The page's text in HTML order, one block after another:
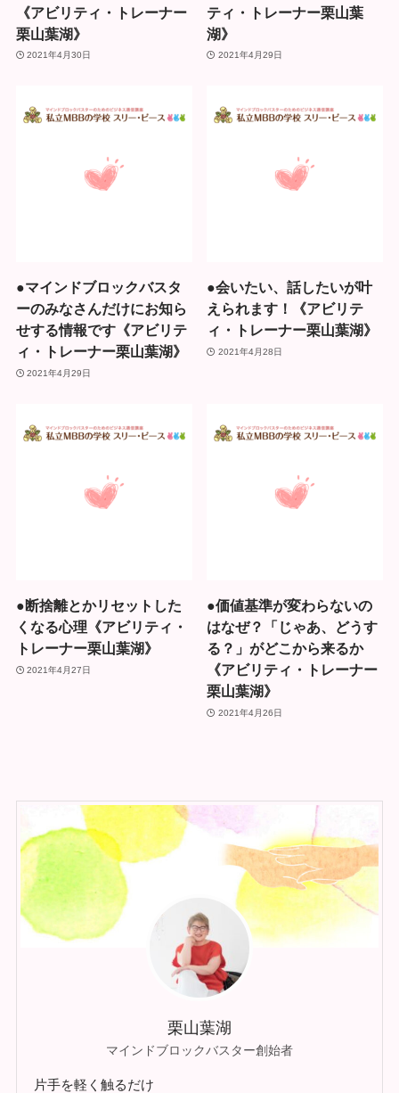
《アビリティ・トレーナー
栗山葉湖》
2021年4月30日
ティ・トレーナー栗山葉
湖》
2021年4月29日
●マインドブロックバスタ
ーのみなさんだけにお知ら
せする情報です《アビリテ
ィ・トレーナー栗山葉湖》
2021年4月29日
●会いたい、話したいが叶
えられます！《アビリテ
ィ・トレーナー栗山葉湖》
2021年4月28日
●断捨離とかリセットした
くなる心理《アビリティ・
トレーナー栗山葉湖》
2021年4月27日
●価値基準が変わらないの
はなぜ？「じゃあ、どうす
る？」がどこから来るか
《アビリティ・トレーナー
栗山葉湖》
2021年4月26日
栗山葉湖
マインドブロックバスター創始者
片手を軽く触るだけ